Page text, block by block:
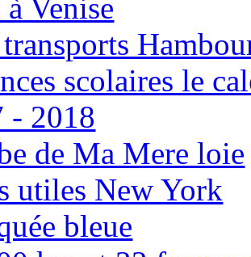
Venise
scolaires le
- 2018
de Ma Mere loie
utiles New York
bleue